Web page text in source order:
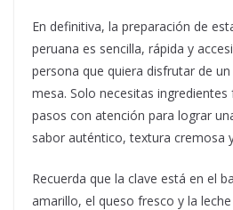
En definitiva, la preparación de
peruana es sencilla, rápida y
persona que quiera disfrutar de
mesa. Solo necesitas
pasos con atención para lograr
sabor auténtico, textura cremosa
Recuerda que la clave está en el
amarillo, el queso fresco y la